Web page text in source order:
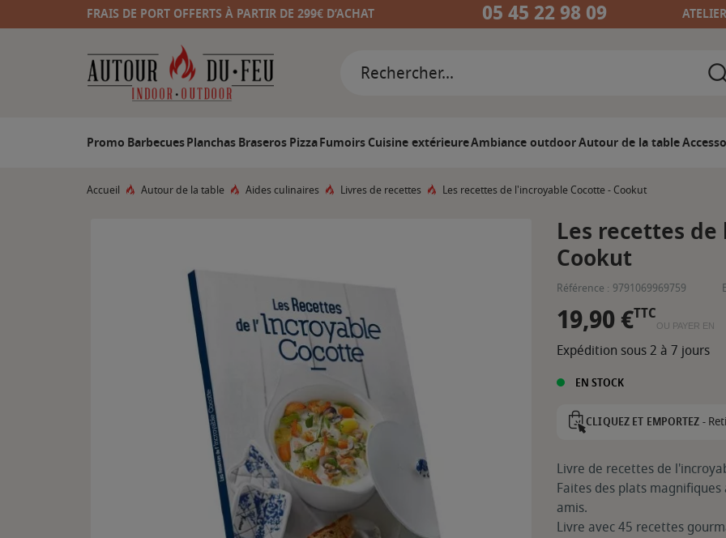
FRAIS DE PORT OFFERTS À PARTIR DE 299€ D’ACHAT 05 45 22 98 09
Promo BarbecuesPlanchasBraserosPizzaFumoirsCuisine extérieureAmbiance outdoorAutour de la table
Accueil Autour de la table Aides culinaires Livres de recettes Les recettes de l'incroyable Cocotte - Cookut
Les recettes
Cookut
Référence : 9791069969759
19,90 €TTC
OU PAYER EN
Expédition sous 2 à 7 jours
EN STOCK
CLIQUEZ ET EMPORTEZ -
Livre de recettes de
Faites des plats
amis.
Livre avec 45 recettes